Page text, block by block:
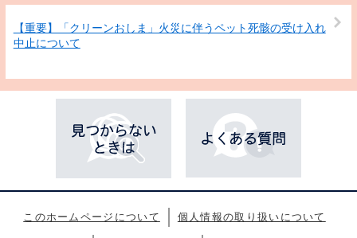
【重要】「クリーンおしま」火災に伴うペット死骸の受け入れ
中止について
このホームページについて 個人情報の取り扱いについて